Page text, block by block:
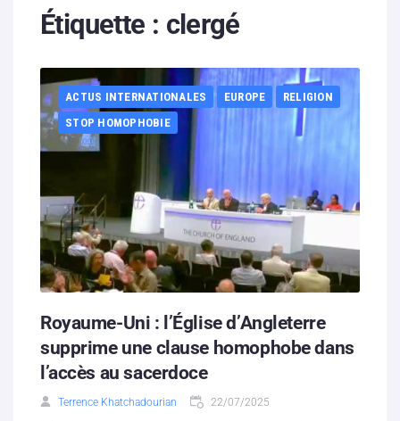
Contenus litigieux
Boutique
Partenaires
Hébergement solidaire
Étiquette : clergé
ACTUS INTERNATIONALES EUROPE
RELIGION
STOP HOMOPHOBIE
Royaume-Uni : l’Église d’Angleterre
supprime une clause homophobe dans
l’accès au sacerdoce
Terrence Khatchadourian 22/07/2025